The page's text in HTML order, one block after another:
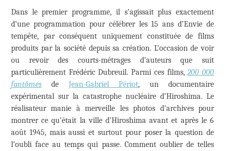
Dans le premier programme, il s’agissait plus exactement
d’une programmation pour célébrer les 15 ans d’Envie de
tempête, par conséquent uniquement constituée de films
produits par la société depuis sa création. L’occasion de voir
ou revoir des courts-métrages d’auteurs que suit
particulièrement Frédéric Dubreuil. Parmi ces films,200 000
fantômes de Jean-Gabriel Périot, un documentaire
expérimental sur la catastrophe nucléaire d’Hiroshima. Le
réalisateur manie à merveille les photos d’archives pour
montrer ce qu’était la ville d’Hiroshima avant et après le 6
août 1945, mais aussi et surtout pour poser la question de
l’oubli face au temps qui passe. Comment oublier de telles